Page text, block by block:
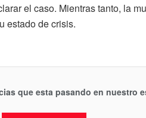
el caso. Mientras tanto, la
estado de crisis.
que esta pasando en nuestro